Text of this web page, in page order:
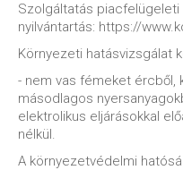
Szolgáltatás
nyilvántartás: https://
Környezeti hatásvizsgálat
- nem vas fémeket ércből,
másodlagos
elektrolikus eljárásokkal
nélkül.
A környezetvédelmi